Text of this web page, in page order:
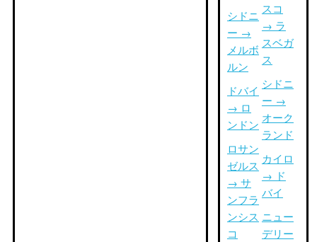
シドニ
ー →
メルボ
ルン
ドバイ
→ ロ
ンドン
ロサン
ゼルス
→ サ
ンフラ
ンシス
コ
スコ
→ ラ
スベガ
ス
シドニ
ー →
オーク
ランド
カイロ
→ ド
バイ
ニュー
デリー